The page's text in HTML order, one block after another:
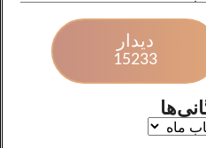
دیدار
15233